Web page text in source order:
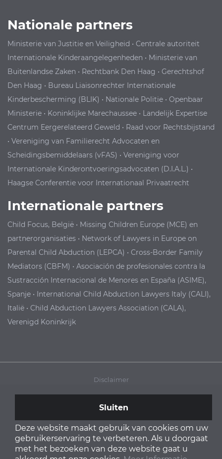
Nationale partners
Ministerie van Justitie en Veiligheid • Centrale autoriteit
Internationale Kinderaangelegenheden • Ministerie van
Buitenlandse Zaken • Rechtbank Den Haag • Gerechtshof
Den Haag • Bureau Liaisonrechter Internationale
Kinderbescherming (BLIK) • Nationale Politie • Openbaar
Ministerie • Koninklijke Marechaussee • Landelijk Expertise
Centrum Eergerelateerd Geweld • Raad voor Rechtsbijstand
• Vereniging van Familierecht Advocaten en
Scheidingsbemiddelaars (vFAS) • Vereniging voor
Internationale Kinderontvoeringsadvocaten (D.I.A.L.) •
Haagse Conferentie voor Internationaal Privaatrecht
Internationale partners
Child Focus, België • Missing Children Europe (MCE) en
partnerorganisaties • Network of Lawyers in Europe on
Parental Child Abduction (LEPCA) • Cross-Border Family
Mediators (CBFM) • Asociación de profesionales contra la
Sustracción Internacional de Menores en España (ASIME),
Spanje • International Child Abduction Lawyers Italy (CALI),
Italië • Child Abduction Lawyers Association (CALA),
Verenigd Koninkrijk
Disclaimer
Privacy
Kind ontvoerd
Child Protection Policy
Sluiten
Deze website maakt gebruik van cookies om uw
gebruikerservaring te verbeteren. Als u doorgaat
met het bezoeken van deze website gaat u